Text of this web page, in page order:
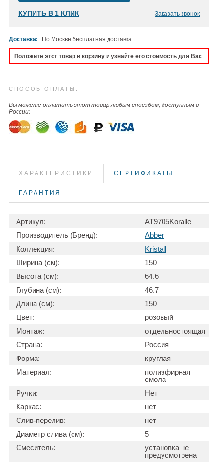
КУПИТЬ В 1 КЛИК Заказать звонок
Доставка: По Москве бесплатная доставка
Положите этот товар в корзину и узнайте его стоимость для Вас
СПОСОБ ОПЛАТЫ:
Вы можете оплатить этот товар любым способом, доступным в
России:
ХАРАКТЕРИСТИКИ СЕРТИФИКАТЫ
ГАРАНТИЯ
Артикул:
AT9705Koralle
Производитель (Бренд):
Abber
Коллекция:
Kristall
Ширина (см):
150
Высота (см):
64.6
Глубина (см):
46.7
Длина (см):
150
Цвет:
розовый
Монтаж:
отдельностоящая
Страна:
Россия
Форма:
круглая
Материал:
полиэфирная
смола
Ручки:
Нет
Каркас:
нет
Слив-перелив:
нет
Диаметр слива (см):
5
Смеситель:
установка не
предусмотрена